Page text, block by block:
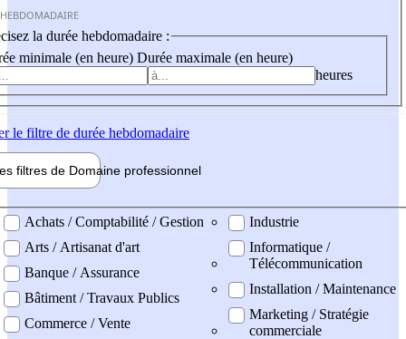
la durée hebdomadaire :
minimale (en heure) Durée maximale (en heure)
heures
le filtre de durée hebdomadaire
filtres de Domaine professionnel
professionel
Achats / Comptabilité / Gestion
Arts / Artisanat d'art
Banque / Assurance
Bâtiment / Travaux Publics
Commerce / Vente
Industrie
Informatique /
Télécommunication
Installation / Maintenance
Marketing / Stratégie
commerciale